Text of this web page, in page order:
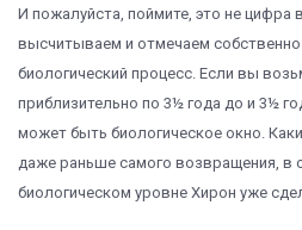
И пожалуйста, поймите, это не цифра
высчитываем и отмечаем
биологический процесс. Если вы
приблизительно по 3½ года до и 3½
может быть биологическое окно.
даже раньше самого возвращения, в
биологическом уровне Хирон уже